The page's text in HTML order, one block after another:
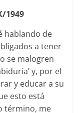
1949
hablando de
a tener
se malogren
y, por el
y educar a su
esto está
término, me